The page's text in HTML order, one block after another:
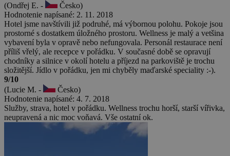
(Ondřej E. -
Česko)
Hodnotenie napísané: 2. 11. 2018
Hotel jsme navštívili již podruhé, má výbornou polohu. Pokoje jsou
prostorné s dostatkem úložného prostoru. Wellness je malý a vetšina
vybavení byla v opravě nebo nefungovala. Personál restaurace není
příliš vřelý, ale recepce v pořádku. V současné době se opravují
chodníky a silnice v okolí hotelu a příjezd na parkoviště je trochu
složitější. Jídlo v pořádku, jen mi chyběly maďarské speciality :-).
9/10
(Lucie M. -
Česko)
Hodnotenie napísané: 4. 7. 2018
Služby, strava, hotel v pořádku. Wellness trochu horší, starší vířivka,
neupravená a nic moc voňavá. Vše ostatní ok.